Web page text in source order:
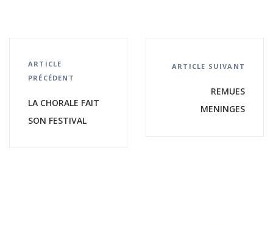
ARTICLE
PRÉCÉDENT
LA CHORALE FAIT
SON FESTIVAL
ARTICLE SUIVANT
REMUES
MENINGES